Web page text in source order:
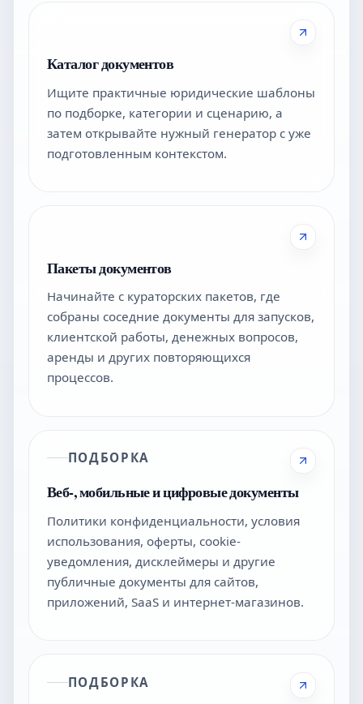
Каталог документов
Ищите практичные юридические шаблоны
по подборке, категории и сценарию, а
затем открывайте нужный генератор с уже
подготовленным контекстом.
Пакеты документов
Начинайте с кураторских пакетов, где
собраны соседние документы для запусков,
клиентской работы, денежных вопросов,
аренды и других повторяющихся
процессов.
ПОДБОРКА
Веб-, мобильные и цифровые документы
Политики конфиденциальности, условия
использования, оферты, cookie-
уведомления, дисклеймеры и другие
публичные документы для сайтов,
приложений, SaaS и интернет-магазинов.
ПОДБОРКА